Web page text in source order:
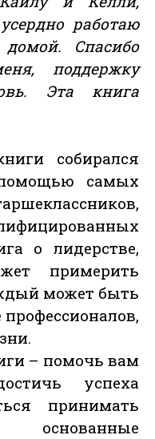
работаю
Спасибо
поддержку
Эта книга
собирался
самых
о лидерстве,
примерить
может быть
– помочь вам
успеха
принимать